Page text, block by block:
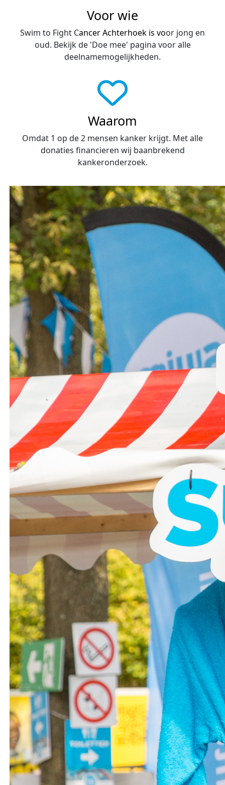
Voor wie
Swim to Fight Cancer Achterhoek is voor jong en
oud. Bekijk de 'Doe mee' pagina voor alle
deelnamemogelijkheden.
Waarom
Omdat 1 op de 2 mensen kanker krijgt. Met alle
donaties financieren wij baanbrekend
kankeronderzoek.